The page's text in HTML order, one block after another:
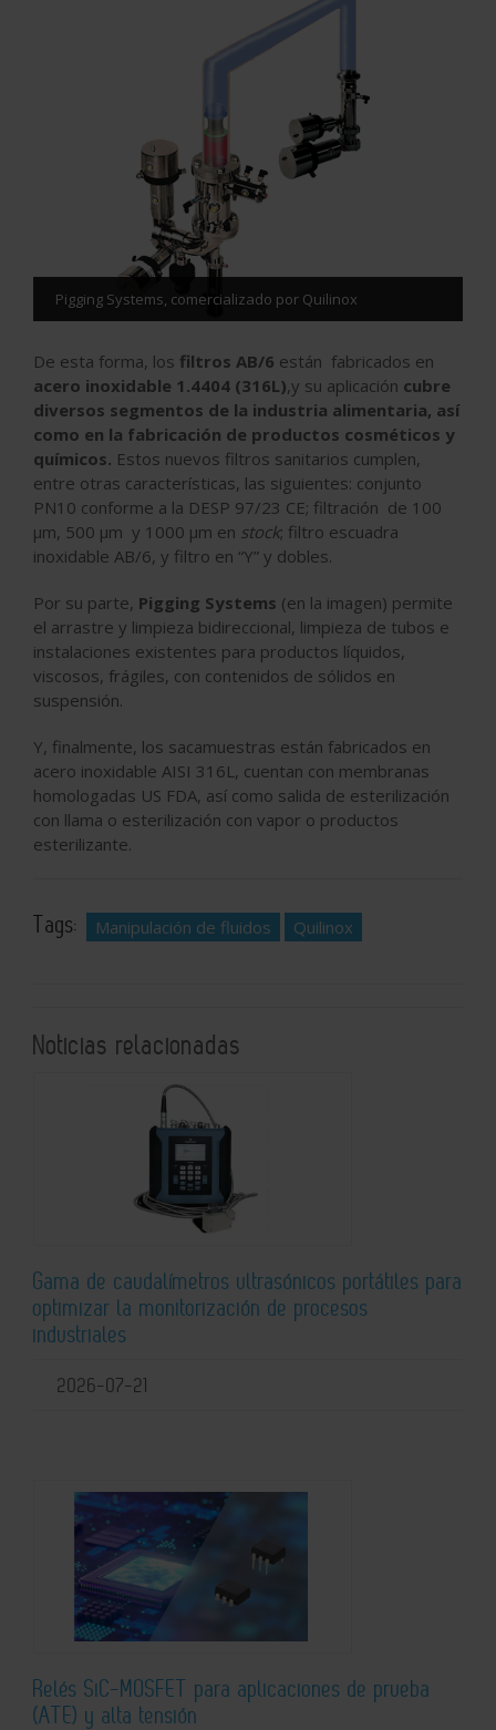
Pigging Systems, comercializado por Quilinox
De esta forma, los filtros AB/6 están fabricados en
acero inoxidable 1.4404 (316L),y su aplicación cubre
diversos segmentos de la industria alimentaria, así
como en la fabricación de productos cosméticos y
químicos. Estos nuevos filtros sanitarios cumplen,
entre otras características, las siguientes: conjunto
PN10 conforme a la DESP 97/23 CE; filtración de 100
µm, 500 µm y 1000 µm en stock; filtro escuadra
inoxidable AB/6, y filtro en “Y” y dobles.
Por su parte, Pigging Systems (en la imagen) permite
el arrastre y limpieza bidireccional, limpieza de tubos e
instalaciones existentes para productos líquidos,
viscosos, frágiles, con contenidos de sólidos en
suspensión.
Y, finalmente, los sacamuestras están fabricados en
acero inoxidable AISI 316L, cuentan con membranas
homologadas US FDA, así como salida de esterilización
con llama o esterilización con vapor o productos
esterilizante.
Tags: Manipulación de fluidos Quilinox
Noticias relacionadas
Gama de caudalímetros ultrasónicos portátiles para
optimizar la monitorización de procesos
industriales
2026-07-21
Relés SiC-MOSFET para aplicaciones de prueba
(ATE) y alta tensión